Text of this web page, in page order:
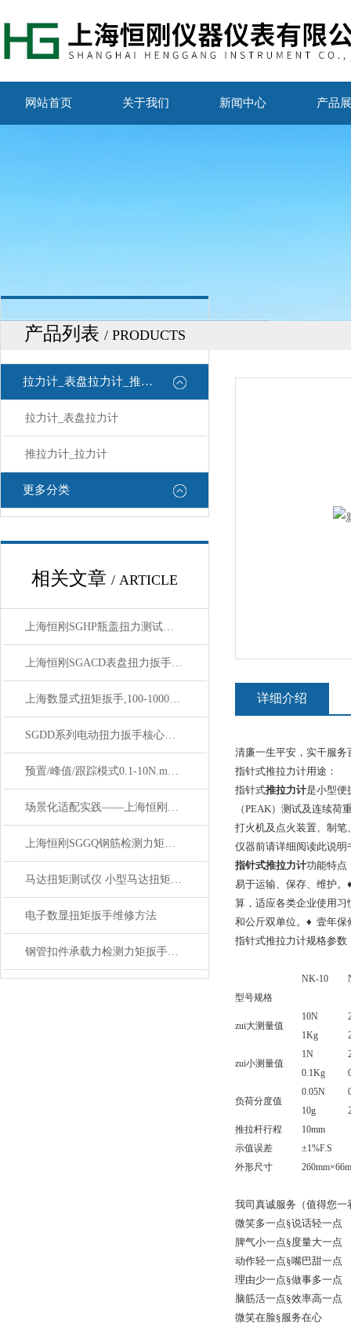
网站首页 关于我们 新闻中心 产品
产品列表 / PRODUCTS
拉力计_表盘拉力计_推拉力计
拉力计_表盘拉力计
推拉力计_拉力计
更多分类
相关文章 / ARTICLE
上海恒刚SGHP瓶盖扭力测试仪技术参数深度解析
上海恒刚SGACD表盘扭力扳手——电力运维场景实操与维保指南
上海数显式扭矩扳手,100-1000牛m数显式检测扭矩紧固控制扳手
SGDD系列电动扭力扳手核心参数说明
预置/峰值/跟踪模式0.1-10N.m数显扭矩扳手
场景化适配实践——上海恒刚SGSX数显扭力扳手赋能多行业提质增效
上海恒刚SGGQ钢筋检测力矩扳手使用前关键注意事项
马达扭矩测试仪 小型马达扭矩计 数显马达动态扭矩测试仪厂家
电子数显扭矩扳手维修方法
钢管扣件承载力检测力矩扳手_检测扣件力矩扳手_扣件测力扳手
详细介绍
清廉一生平安，实干服务
指针式推拉力计用途：
指针式推拉力计是小型便
（PEAK）测试及连续
打火机及点火装置、制
仪器前请详细阅读此说
指针式推拉力计功能特点
易于运输、保存、维护
算，适应各类企
和公斤双单位。♦ 壹年保
指针式推拉力计规格参
型号规格
NK-10
zui大测量值
10N
1Kg
zui小测量值
1N
0.1Kg
负荷分度值
0.05N
10g
推拉杆行程
10mm
示值误差
±1%F.S
外形尺寸
我司真诚服务（值得您
微笑多一点§说话轻一点
脾气小一点§度量大一点
动作轻一点§嘴巴甜一点
理由少一点§做事多一点
脑筋活一点§效率高一点
微笑在脸§服务在心